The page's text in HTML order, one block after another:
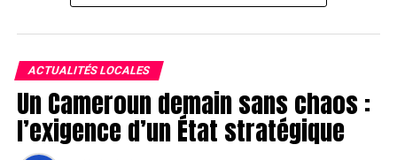
ACTUALITÉS LOCALES
Un Cameroun demain sans chaos :
l’exigence d’un État stratégique